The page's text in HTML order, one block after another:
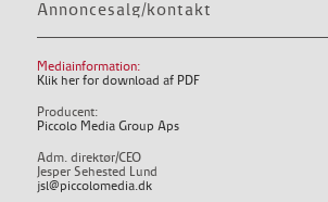
Annoncesalg/kontakt
Mediainformation:
Klik her for download af PDF
Producent:
Piccolo Media Group Aps
Adm. direktør/CEO
Jesper Sehested Lund
jsl@piccolomedia.dk